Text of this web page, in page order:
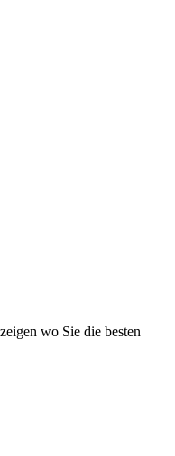
wo Sie die besten